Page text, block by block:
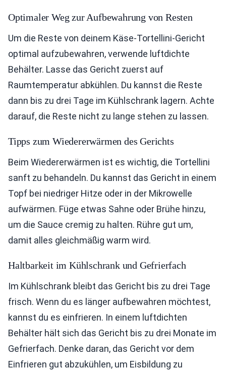
Optimaler Weg zur Aufbewahrung von Resten
Um die Reste von deinem Käse-Tortellini-Gericht
optimal aufzubewahren, verwende luftdichte
Behälter. Lasse das Gericht zuerst auf
Raumtemperatur abkühlen. Du kannst die Reste
dann bis zu drei Tage im Kühlschrank lagern. Achte
darauf, die Reste nicht zu lange stehen zu lassen.
Tipps zum Wiedererwärmen des Gerichts
Beim Wiedererwärmen ist es wichtig, die Tortellini
sanft zu behandeln. Du kannst das Gericht in einem
Topf bei niedriger Hitze oder in der Mikrowelle
aufwärmen. Füge etwas Sahne oder Brühe hinzu,
um die Sauce cremig zu halten. Rühre gut um,
damit alles gleichmäßig warm wird.
Haltbarkeit im Kühlschrank und Gefrierfach
Im Kühlschrank bleibt das Gericht bis zu drei Tage
frisch. Wenn du es länger aufbewahren möchtest,
kannst du es einfrieren. In einem luftdichten
Behälter hält sich das Gericht bis zu drei Monate im
Gefrierfach. Denke daran, das Gericht vor dem
Einfrieren gut abzukühlen, um Eisbildung zu